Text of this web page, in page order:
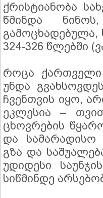
ქრისტიანობა
წმინდა
გამოცხადებულა,
324-326 წლებში
როცა ქართველი
უნდა
ჩვენთვის იყო,
ეკლესია –
ცხოვრების
და სამარადისო
გზა და
უდიდესი
სიწმინდე